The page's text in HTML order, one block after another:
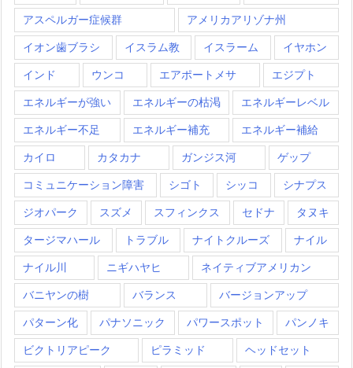
アスペルガー症候群 アメリカアリゾナ州
イオン歯ブラシ イスラム教 イスラーム イヤホン
インド ウンコ エアポートメサ エジプト
エネルギーが強い エネルギーの枯渇 エネルギーレベル
エネルギー不足 エネルギー補充 エネルギー補給
カイロ カタカナ ガンジス河 ゲップ
コミュニケーション障害 シゴト シッコ シナプス
ジオパーク スズメ スフィンクス セドナ タヌキ
タージマハール トラブル ナイトクルーズ ナイル
ナイル川 ニギハヤヒ ネイティブアメリカン
バニヤンの樹 バランス バージョンアップ
パターン化 パナソニック パワースポット パンノキ
ビクトリアピーク ピラミッド ヘッドセット